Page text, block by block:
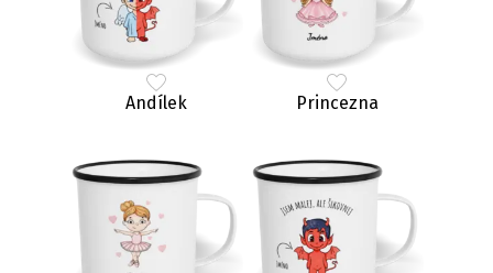
Andílek Princezna